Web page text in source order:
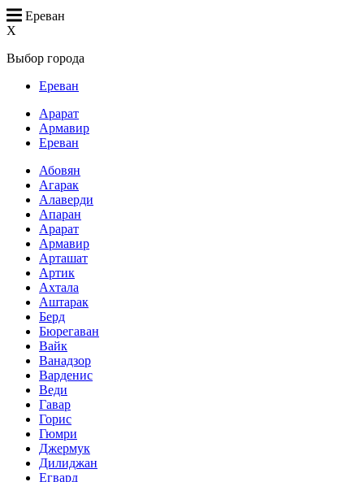
Ереван
X
Выбор города
Ереван
Арарат
Армавир
Ереван
Абовян
Агарак
Алаверди
Апаран
Арарат
Армавир
Арташат
Артик
Ахтала
Аштарак
Берд
Бюрегаван
Вайк
Ванадзор
Варденис
Веди
Гавар
Горис
Гюмри
Джермук
Дилиджан
Егвард